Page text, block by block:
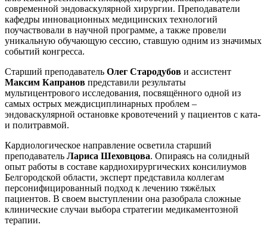
современной эндоваскулярной хирургии. Преподаватели
кафедры инновационных медицинских технологий
поучаствовали в научной программе, а также провели
уникальную обучающую сессию, ставшую одним из значимых
событий конгресса.
Старший преподаватель Олег Стародубов и ассистент
Максим Капранов представили результаты
мультицентрового исследования, посвящённого одной из
самых острых междисциплинарных проблем –
эндоваскулярной остановке кровотечений у пациентов с ката-
и политравмой.
Кардиологическое направление осветила старший
преподаватель Лариса Шеховцова. Опираясь на солидный
опыт работы в составе кардиохирургических консилиумов
Белгородской области, эксперт представила коллегам
персонифицированный подход к лечению тяжёлых
пациентов. В своем выступлении она разобрала сложные
клинические случаи выбора стратегии медикаментозной
терапии.